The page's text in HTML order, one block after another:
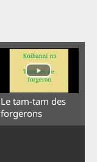
Le tam-tam des
forgerons